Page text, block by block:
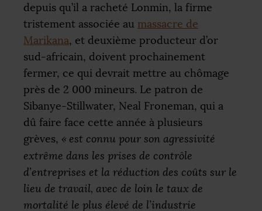
depuis qu’il a racheté Lonmin, la firme
tristement associée au massacre de
Marikana, et deuxième producteur d’or
sud-africain, doivent prochainement
fermer, ce qui devrait mettre au chômage
près de 2 000 mineurs. Le patron de
Sibanye-Stillwater, Neal Froneman, qui a
dû faire face cette année à plusieurs
grèves, « est connu pour son agressivité
extrême dans les prises de contrôle
d’entreprises et la réduction des coûts sur le
lieu de travail, avec de loin le taux de
mortalité le plus élevé de l’industrie